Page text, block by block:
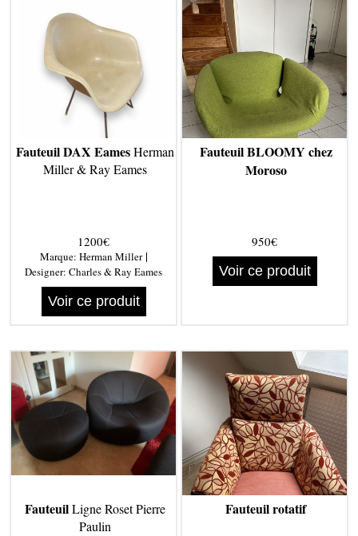
Fauteuil DAX EamesHerman
Miller & Ray Eames
1200€
Marque: Herman Miller|
Designer: Charles & Ray Eames
Voir ce produit
Fauteuil BLOOMY chez
Moroso
950€
Voir ce produit
FauteuilLigne Roset Pierre
Paulin
Fauteuil rotatif